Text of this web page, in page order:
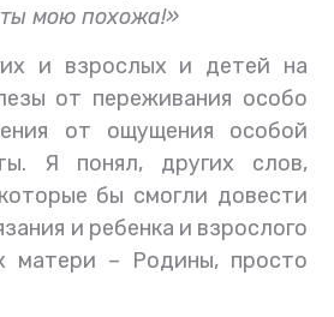
мою похожа!»
и взрослых и детей на
от переживания особо
от ощущения особой
Я понял, других слов,
бы смогли довести
и ребенка и взрослого
матери – Родины, просто